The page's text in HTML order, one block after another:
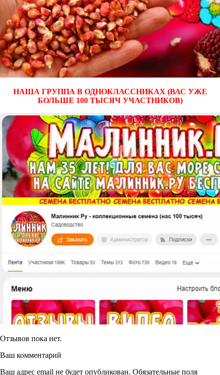
НАША ГРУППА В ОДНОКЛАССНИКАХ (ВАС УЖЕ
БОЛЬШЕ 100 ТЫСЯЧ УЧАСТНИКОВ)
Отзывов пока нет.
Ваш комментарий
Ваш адрес email не будет опубликован. Обязательные поля